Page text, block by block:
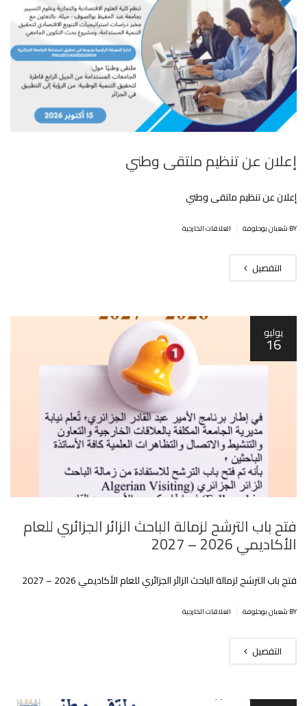
إعلان عن تنظيم ملتقى وطني
إعلان عن تنظيم ملتقى وطني
BY شعبان بوحلوفة العلاقات الخارجية
التفصيل
يوليو
16
فتح باب الترشح لزمالة الباحث الزائر الجزائري للعام
الأكاديمي 2026 – 2027
فتح باب الترشح لزمالة الباحث الزائر الجزائري للعام الأكاديمي 2026 – 2027
BY شعبان بوحلوفة العلاقات الخارجية
التفصيل